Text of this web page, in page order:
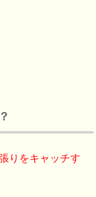
りをキャッチす